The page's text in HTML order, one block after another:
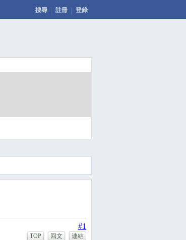
搜尋 註冊 登錄
#1
TOP 回文 連結